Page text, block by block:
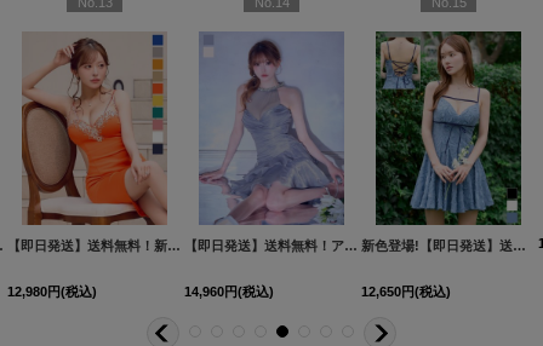
260706-1
[3740SBdzmvSK-260721-1] [3761SBdzquAGO-260706-2]
ラー】[OF01]【SB】IA 【即日発送】送料無料！新色登場！ビジューキャミソールミニドレス/キャバドレス 【XS-Mサイズ / 10カラー】[OF03-X] 【YN】dzw
12,980円(税込)
【即日発送】送料無料！アメスリ/ビジュー/シアー/シフォン/チュール/ティアード/フレア/ミニドレス/キャバドレス【XS-Mサイズ/2カラー】[OF03]【YN】dzwuBF
14,960円(税込)
新色登場!【即日発送】送料無料!バックレースアップ/リボン/キャミソール/フレア/ミニドレス/キャバドレス【XS-Sサイズ/3カラー】[OF03]【YN】dzjvBF【一部予約商品/9月上旬発送予定】
12,650円(税込)